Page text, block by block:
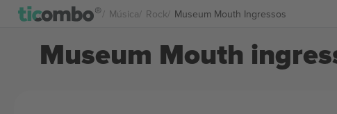
Música Rock Museum Mouth Ingressos
Museum Mouth